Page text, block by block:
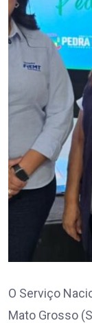
O Serviço
Mato Grosso